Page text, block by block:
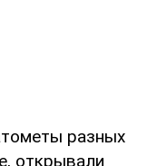
разных
открывали